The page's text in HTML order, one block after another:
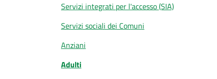
Servizi integrati per l'accesso (SIA)
Servizi sociali dei Comuni
Anziani
Adulti